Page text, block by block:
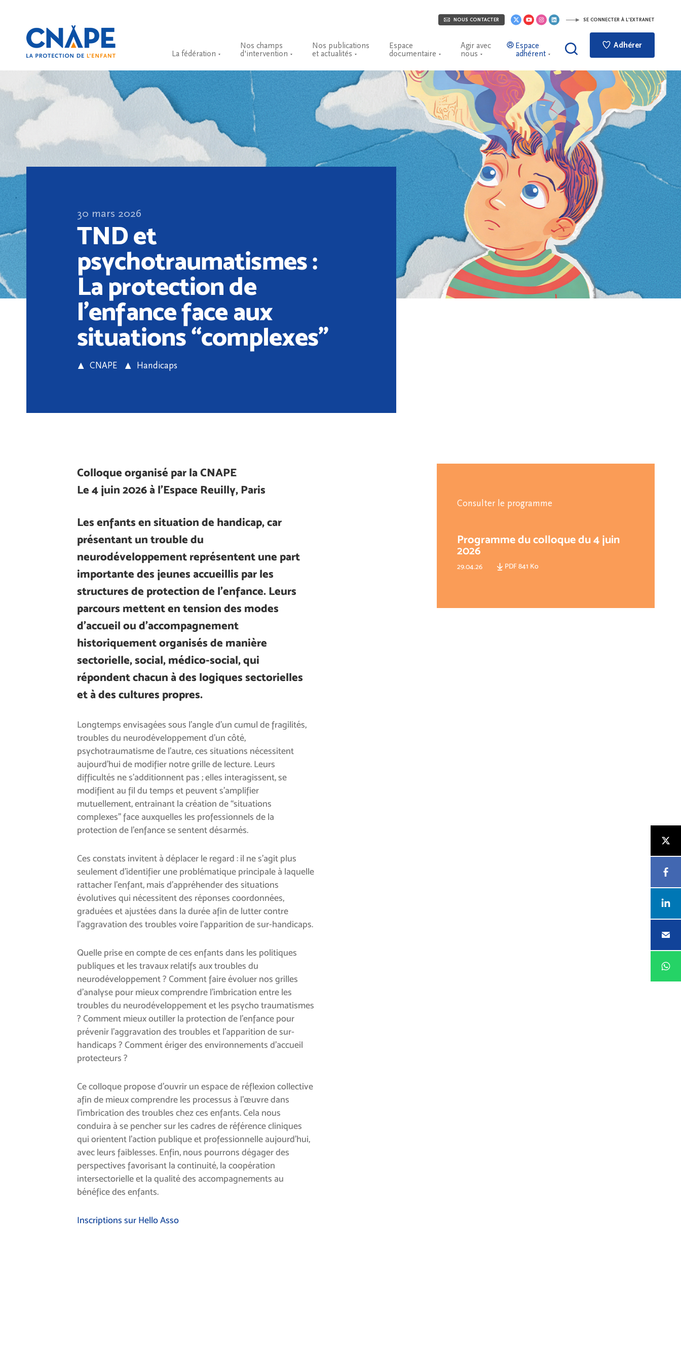
NOUS CONTACTER SE CONNECTER À L'EXTRANET
La fédération
Nos champs
d'intervention
Nos publications
et actualités
Espace
documentaire
Agir avec
nous
Espace
adhérent
Adhérer
30 mars 2026
TND et
psychotraumatismes :
La protection de
l’enfance face aux
situations “complexes”
CNAPE Handicaps
Colloque organisé par la CNAPE
Le 4 juin 2026 à l’Espace Reuilly, Paris
Les enfants en situation de handicap, car
présentant un trouble du
neurodéveloppement représentent une part
importante des jeunes accueillis par les
structures de protection de l’enfance. Leurs
parcours mettent en tension des modes
d’accueil ou d’accompagnement
historiquement organisés de manière
sectorielle, social, médico-social, qui
répondent chacun à des logiques sectorielles
et à des cultures propres.
Longtemps envisagées sous l’angle d’un cumul de fragilités,
troubles du neurodéveloppement d’un côté,
psychotraumatisme de l’autre, ces situations nécessitent
aujourd’hui de modifier notre grille de lecture. Leurs
difficultés ne s’additionnent pas ; elles interagissent, se
modifient au fil du temps et peuvent s’amplifier
mutuellement, entrainant la création de “situations
complexes” face auxquelles les professionnels de la
protection de l’enfance se sentent désarmés.
Ces constats invitent à déplacer le regard : il ne s’agit plus
seulement d’identifier une problématique principale à laquelle
rattacher l’enfant, mais d’appréhender des situations
évolutives qui nécessitent des réponses coordonnées,
graduées et ajustées dans la durée afin de lutter contre
l’aggravation des troubles voire l’apparition de sur-handicaps.
Quelle prise en compte de ces enfants dans les politiques
publiques et les travaux relatifs aux troubles du
neurodéveloppement ? Comment faire évoluer nos grilles
d’analyse pour mieux comprendre l’imbrication entre les
troubles du neurodéveloppement et les psycho traumatismes
? Comment mieux outiller la protection de l’enfance pour
prévenir l’aggravation des troubles et l’apparition de sur-
handicaps ? Comment ériger des environnements d’accueil
protecteurs ?
Ce colloque propose d’ouvrir un espace de réflexion collective
afin de mieux comprendre les processus à l’œuvre dans
l’imbrication des troubles chez ces enfants. Cela nous
conduira à se pencher sur les cadres de référence cliniques
qui orientent l’action publique et professionnelle aujourd’hui,
avec leurs faiblesses. Enfin, nous pourrons dégager des
perspectives favorisant la continuité, la coopération
intersectorielle et la qualité des accompagnements au
bénéfice des enfants.
Inscriptions sur Hello Asso
Consulter le programme
Programme du colloque du 4 juin
2026
29.04.26 PDF 841 Ko